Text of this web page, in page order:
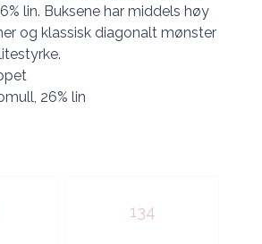
lin. Buksene har middels høy
og klassisk diagonalt mønster
26% lin
134